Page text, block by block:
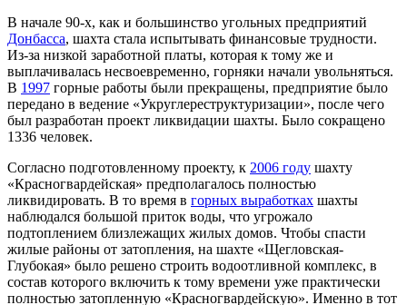
В начале 90-х, как и большинство угольных предприятий
Донбасса, шахта стала испытывать финансовые трудности.
Из-за низкой заработной платы, которая к тому же и
выплачивалась несвоевременно, горняки начали увольняться.
В 1997 горные работы были прекращены, предприятие было
передано в ведение «Укруглереструктуризации», после чего
был разработан проект ликвидации шахты. Было сокращено
1336 человек.
Согласно подготовленному проекту, к 2006 году шахту
«Красногвардейская» предполагалось полностью
ликвидировать. В то время в горных выработках шахты
наблюдался большой приток воды, что угрожало
подтоплением близлежащих жилых домов. Чтобы спасти
жилые районы от затопления, на шахте «Щегловская-
Глубокая» было решено строить водоотливной комплекс, в
состав которого включить к тому времени уже практически
полностью затопленную «Красногвардейскую». Именно в тот